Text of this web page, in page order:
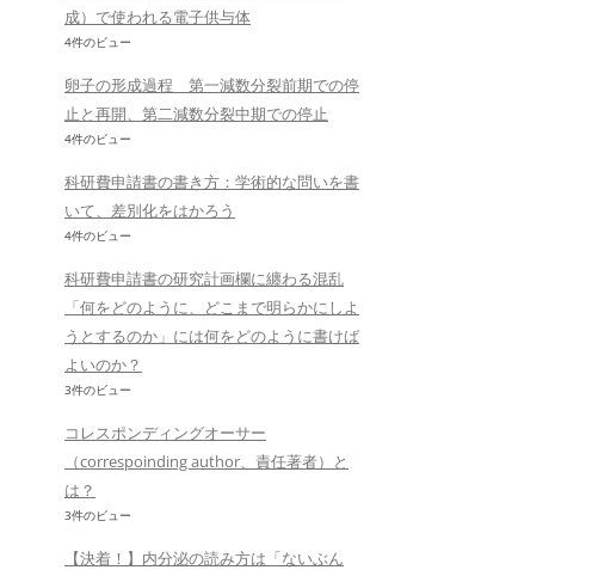
成）で使われる電子供与体
4件のビュー
卵子の形成過程 第一減数分裂前期での停
止と再開、第二減数分裂中期での停止
4件のビュー
科研費申請書の書き方：学術的な問いを書
いて、差別化をはかろう
4件のビュー
科研費申請書の研究計画欄に纏わる混乱
「何をどのように、どこまで明らかにしよ
うとするのか」には何をどのように書けば
よいのか？
3件のビュー
コレスポンディングオーサー
（correspoinding author、責任著者）と
は？
3件のビュー
【決着！】内分泌の読み方は「ないぶん